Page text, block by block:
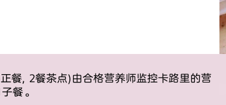
餐, 2餐茶点)由合格营养师监控卡路里的营
餐。